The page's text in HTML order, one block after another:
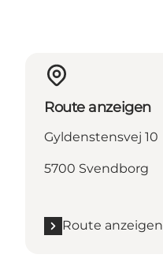
Route anzeigen
Gyldenstensvej 10
5700 Svendborg
Route anzeigen